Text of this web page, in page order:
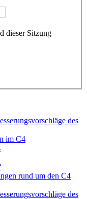
dieser Sitzung
des
im C4
rund um den C4
des